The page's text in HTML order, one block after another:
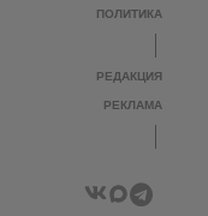
ПОЛИТИКА
РЕДАКЦИЯ
РЕКЛАМА